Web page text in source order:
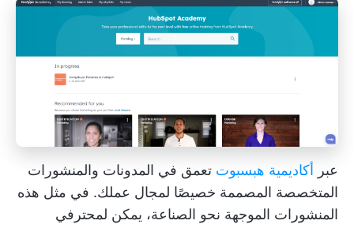
عبر أكاديمية هبسبوت تعمق في المدونات والمنشورات
المتخصصة المصممة خصيصًا لمجال عملك. في مثل هذه
المنشورات الموجهة نحو الصناعة، يمكن لمحترفي